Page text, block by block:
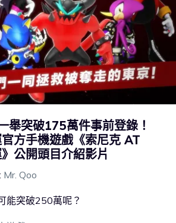
舉突破175萬件事前登錄！
方手機遊戲《索尼克 AT
公開頭目介紹影片
Mr. Qoo
能突破250萬呢？